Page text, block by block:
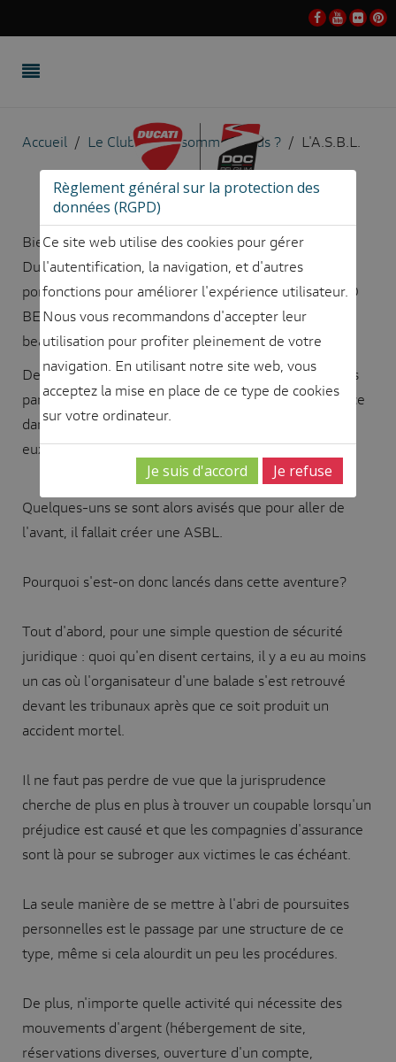
Accueil Le Club Qui sommes-nous ? L'A.S.B.L.
Bien que le club évolue actuellement sous le nom de
Ducati Official Club Belgium, l'asbl, elle, continue de
porter celui du club qui l'a vu naître soit DUCATI SUD
BELGIO, lui même né d'un forum de discussion. Un
beau clin d'oeil à l'histoire en somme.
De fil en aiguille, des contacts se sont noués entre les
participants qui ont eu l'occasion de faire connaissance
dans le monde réel et d'organiser des activités entre
eux de manière informelle.
Quelques-uns se sont alors avisés que pour aller de
l'avant, il fallait créer une ASBL.
Pourquoi s'est-on donc lancés dans cette aventure?
Tout d'abord, pour une simple question de sécurité
juridique : quoi qu'en disent certains, il y a eu au moins
un cas où l'organisateur d'une balade s'est retrouvé
devant les tribunaux après que ce soit produit un
accident mortel.
Il ne faut pas perdre de vue que la jurisprudence
cherche de plus en plus à trouver un coupable lorsqu'un
préjudice est causé et que les compagnies d'assurance
sont là pour se subroger aux victimes le cas échéant.
La seule manière de se mettre à l'abri de poursuites
personnelles est le passage par une structure de ce
type, même si cela alourdit un peu les procédures.
De plus, n'importe quelle activité qui nécessite des
mouvements d'argent (hébergement de site,
réservations diverses, ouverture d'un compte,
Règlement général sur la protection des
données (RGPD)
Ce site web utilise des cookies pour gérer
l'autentification, la navigation, et d'autres
fonctions pour améliorer l'expérience utilisateur.
Nous vous recommandons d'accepter leur
utilisation pour profiter pleinement de votre
navigation. En utilisant notre site web, vous
acceptez la mise en place de ce type de cookies
sur votre ordinateur.
Je suis d'accord Je refuse